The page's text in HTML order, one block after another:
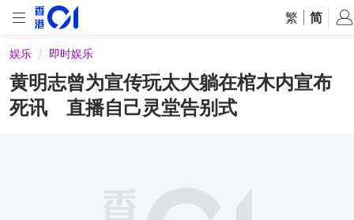
繁 简
娱乐 即时娱乐
黄明志曾为宣传玩太大躺在棺木内宣布
死讯 直播自己灵堂告别式